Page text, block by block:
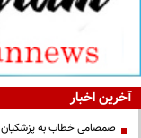
آخرین اخبار
صمصامی خطاب به پزشکیان: